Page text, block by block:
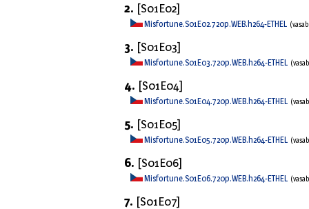
2. [S01E02]
Misfortune.S01E02.720p.WEB.h264-ETHEL (vasabi
3. [S01E03]
Misfortune.S01E03.720p.WEB.h264-ETHEL
4. [S01E04]
Misfortune.S01E04.720p.WEB.h264-ETHEL
5. [S01E05]
Misfortune.S01E05.720p.WEB.h264-ETHEL
6. [S01E06]
Misfortune.S01E06.720p.WEB.h264-ETHEL
7. [S01E07]